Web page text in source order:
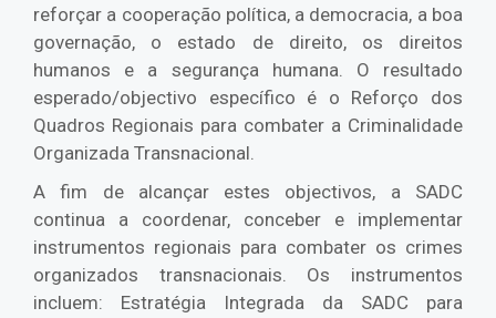
reforçar a cooperação política, a democracia, a boa
governação, o estado de direito, os direitos
humanos e a segurança humana. O resultado
esperado/objectivo específico é o Reforço dos
Quadros Regionais para combater a Criminalidade
Organizada Transnacional.
A fim de alcançar estes objectivos, a SADC
continua a coordenar, conceber e implementar
instrumentos regionais para combater os crimes
organizados transnacionais. Os instrumentos
incluem: Estratégia Integrada da SADC para